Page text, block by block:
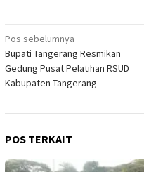
Navigasi
pos
Pos sebelumnya
Bupati Tangerang Resmikan
Gedung Pusat Pelatihan RSUD
Kabupaten Tangerang
POS TERKAIT